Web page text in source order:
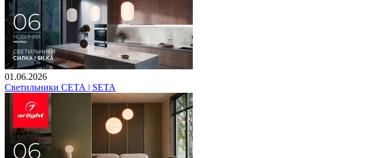
01.06.2026
Светильники СЕТА | SETA